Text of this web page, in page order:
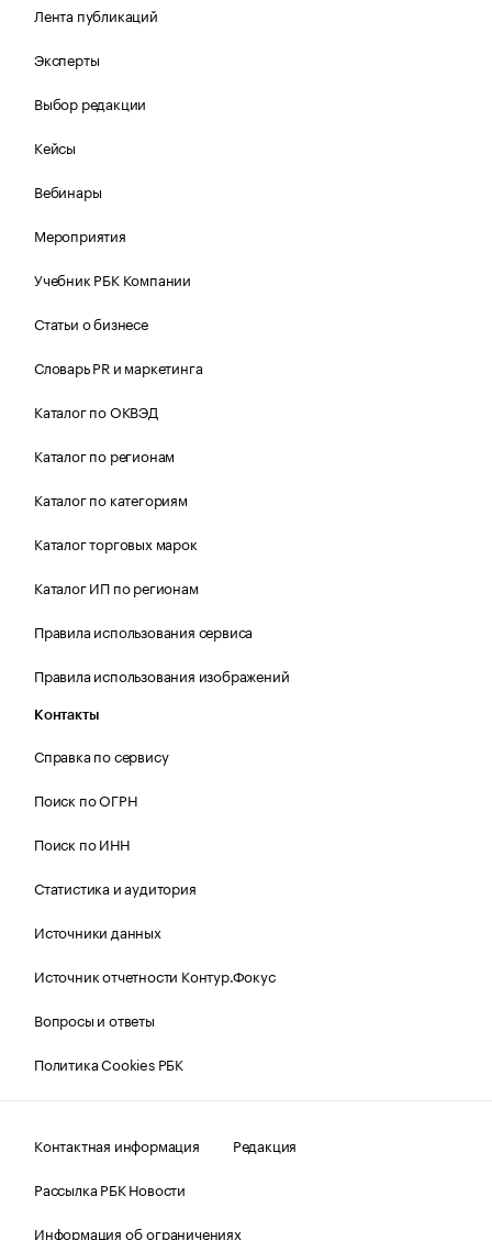
Лента публикаций
Эксперты
Выбор редакции
Кейсы
Вебинары
Мероприятия
Учебник РБК Компании
Статьи о бизнесе
Словарь PR и маркетинга
Каталог по ОКВЭД
Каталог по регионам
Каталог по категориям
Каталог торговых марок
Каталог ИП по регионам
Правила использования сервиса
Правила использования изображений
Контакты
Справка по сервису
Поиск по ОГРН
Поиск по ИНН
Статистика и аудитория
Источники данных
Источник отчетности Контур.Фокус
Вопросы и ответы
Политика Cookies РБК
Контактная информация
Редакция
Рассылка РБК Новости
Информация об ограничениях